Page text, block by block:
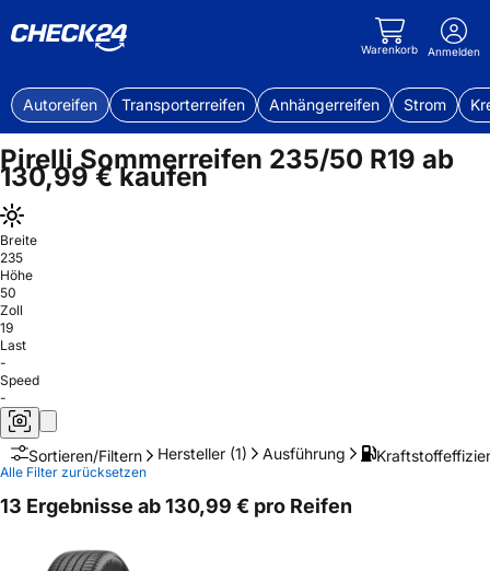
Warenkorb Anmelden
Autoreifen Transporterreifen Anhängerreifen Strom
Pirelli Sommerreifen 235/50 R19 ab
130,99 € kaufen
Breite
235
Höhe
50
Zoll
19
Last
-
Speed
-
Sortieren/Filtern Hersteller (1) Ausführung
Alle Filter zurücksetzen
13 Ergebnisse ab 130,99 € pro Reifen